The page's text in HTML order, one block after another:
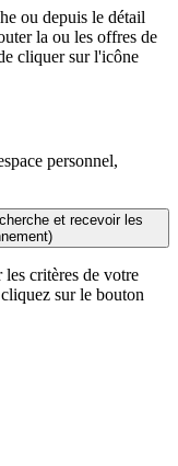
ou depuis le détail
la ou les offres de
cliquer sur l'icône
personnel,
et recevoir les
les critères de votre
sur le bouton